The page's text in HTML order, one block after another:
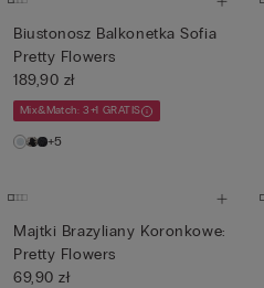
Biustonosz Balkonetka Sofia
Pretty Flowers
189,90 zł
Mix&Match: 3+1 GRATIS
+5
Majtki Brazyliany Koronkowe:
Pretty Flowers
69,90 zł